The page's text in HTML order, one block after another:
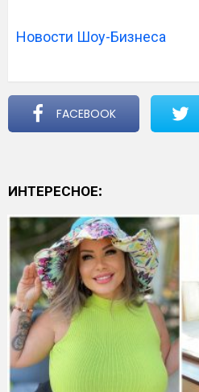
Новости Шоу-Бизнеса
FACEBOOK
ИНТЕРЕСНОЕ: